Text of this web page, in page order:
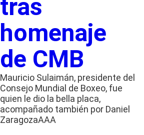
tras
homenaje
de CMB
Mauricio Sulaimán, presidente del
Consejo Mundial de Boxeo, fue
quien le dio la bella placa,
acompañado también por Daniel
ZaragozaAAA